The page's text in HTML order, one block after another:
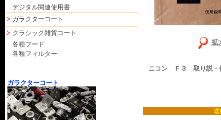
デジタル関連使用書
ガラクターコート
クラシック雑貨コート
各種フード
各種フィルター
ガラクターコート
拡
ニコン Ｆ３ 取り説・
送